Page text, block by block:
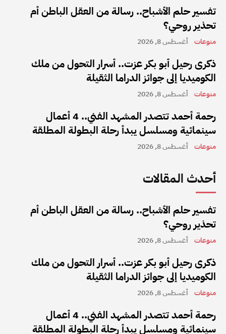
تفسير حلم الأشباح.. رسالة من العقل الباطن أم
تحذير روحي؟
منوعات أغسطس 8, 2026
ذكرى رحيل أبو بكر عزت.. أسرار التحول من ملك
الكوميديا إلى جوائز الدراما الثقيلة
منوعات أغسطس 8, 2026
رحمة أحمد تتصدر المشهد الفني.. 4 أعمال
سينمائية ومسلسل يبدأ رحلة البطولة المطلقة
منوعات أغسطس 8, 2026
أحدث المقالات
تفسير حلم الأشباح.. رسالة من العقل الباطن أم
تحذير روحي؟
منوعات أغسطس 8, 2026
ذكرى رحيل أبو بكر عزت.. أسرار التحول من ملك
الكوميديا إلى جوائز الدراما الثقيلة
منوعات أغسطس 8, 2026
رحمة أحمد تتصدر المشهد الفني.. 4 أعمال
سينمائية ومسلسل يبدأ رحلة البطولة المطلقة